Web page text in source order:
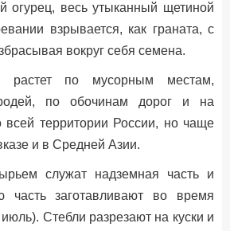
огурец, весь утыканный щетиной
взрывается, как граната, с
вокруг себя семена.
растет по мусорным местам,
по обочинам дорог и на
всей территории России, но чаще
и в Средней Азии.
служат надземная часть и
часть заготавливают во время
Стебли разрезают на куски и